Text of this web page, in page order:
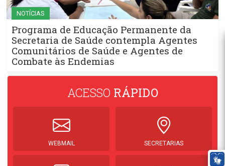
NOTÍCIAS
Programa de Educação Permanente da
Secretaria de Saúde contempla Agentes
Comunitários de Saúde e Agentes de
Combate às Endemias
ACESSO RÁPIDO
WEBMAIL SECRETARIAS